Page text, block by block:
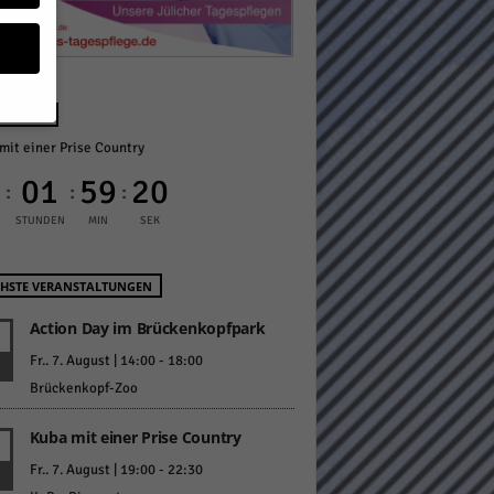
einer Prise Country
: 01
STUNDEN
: 59
MIN
: 19
SEK
VERANSTALTUNGEN
Action Day im Brückenkopfpark
Fr.. 7. August | 14:00- 18:00
Brückenkopf-Zoo
Kuba mit einer Prise Country
Fr.. 7. August | 19:00- 22:30
z.
Zurück